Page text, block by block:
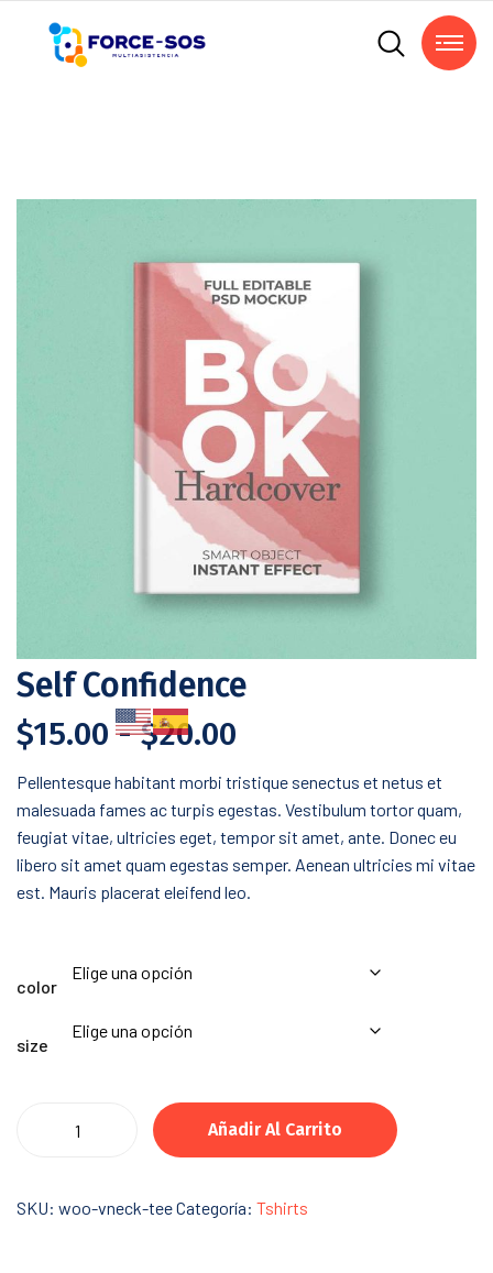
Self Confidence
$15.00 - $20.00
Pellentesque habitant morbi tristique senectus et netus et
malesuada fames ac turpis egestas. Vestibulum tortor quam,
feugiat vitae, ultricies eget, tempor sit amet, ante. Donec eu
libero sit amet quam egestas semper. Aenean ultricies mi vitae
est. Mauris placerat eleifend leo.
color
size
Añadir Al Carrito
SKU: woo-vneck-teeCategoría: Tshirts